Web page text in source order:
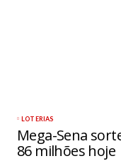
LOTERIAS
Mega-Sena
86 milhões hoje